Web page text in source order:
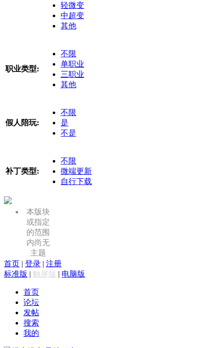
轻微变
中超变
其他
职业类型:
不限
单职业
三职业
其他
假人陪玩:
不限
是
不是
补丁类型:
不限
微端更新
自行下载
本版块
或指定
的范围
内尚无
主题
首页 | 登录 | 注册
标准版 | 触屏版 | 电脑版
首页
论坛
发帖
搜索
我的